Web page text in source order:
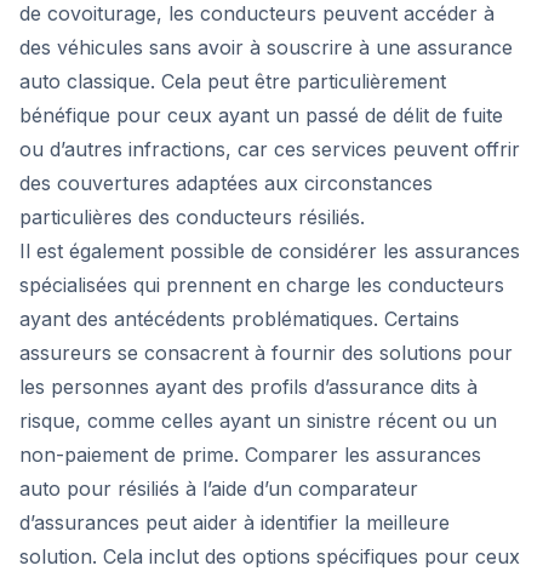
de covoiturage, les conducteurs peuvent accéder à
des véhicules sans avoir à souscrire à une assurance
auto classique. Cela peut être particulièrement
bénéfique pour ceux ayant un passé de délit de fuite
ou d’autres infractions, car ces services peuvent offrir
des couvertures adaptées aux circonstances
particulières des conducteurs résiliés.
Il est également possible de considérer les assurances
spécialisées qui prennent en charge les conducteurs
ayant des antécédents problématiques. Certains
assureurs se consacrent à fournir des solutions pour
les personnes ayant des profils d’assurance dits à
risque, comme celles ayant un sinistre récent ou un
non-paiement de prime. Comparer les assurances
auto pour résiliés à l’aide d’un comparateur
d’assurances peut aider à identifier la meilleure
solution. Cela inclut des options spécifiques pour ceux